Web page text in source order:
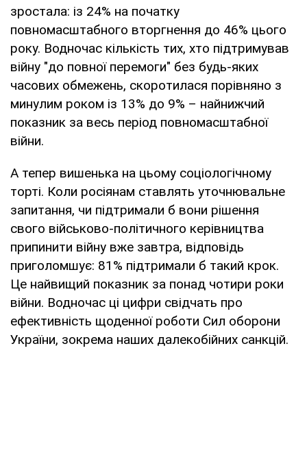
зростала: із 24% на початку
повномасштабного вторгнення до 46% цього
року. Водночас кількість тих, хто підтримував
війну "до повної перемоги" без будь-яких
часових обмежень, скоротилася порівняно з
минулим роком із 13% до 9% – найнижчий
показник за весь період повномасштабної
війни.
А тепер вишенька на цьому соціологічному
торті. Коли росіянам ставлять уточнювальне
запитання, чи підтримали б вони рішення
свого військово-політичного керівництва
припинити війну вже завтра, відповідь
приголомшує: 81% підтримали б такий крок.
Це найвищий показник за понад чотири роки
війни. Водночас ці цифри свідчать про
ефективність щоденної роботи Сил оборони
України, зокрема наших далекобійних санкцій.